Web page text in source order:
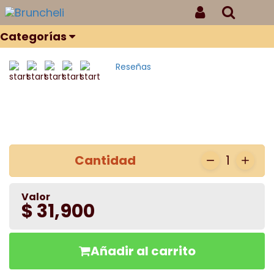
Iniciar Sesión
Buscar
Categorías
Inicio Productos
DESGRANADO
Reseñas
Cantidad 1
Valor
$ 31,900
Añadir al carrito